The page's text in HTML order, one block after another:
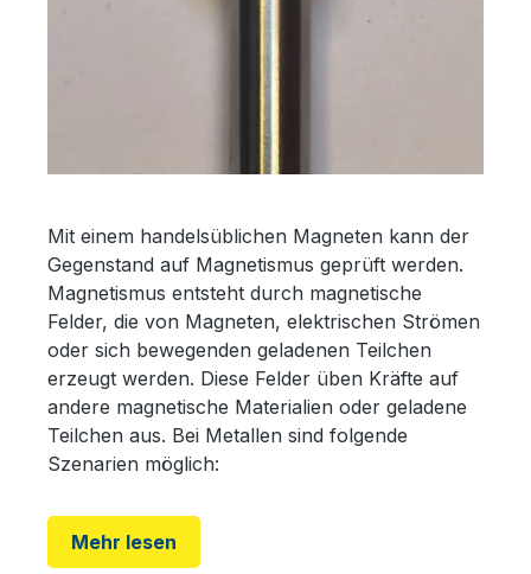
Mit einem handelsüblichen Magneten kann der
Gegenstand auf Magnetismus geprüft werden.
Magnetismus entsteht durch magnetische
Felder, die von Magneten, elektrischen Strömen
oder sich bewegenden geladenen Teilchen
erzeugt werden. Diese Felder üben Kräfte auf
andere magnetische Materialien oder geladene
Teilchen aus. Bei Metallen sind folgende
Szenarien möglich:
Mehr lesen